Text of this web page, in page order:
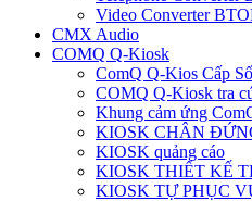
Video Converter
CMX Audio
COMQ Q-Kiosk
ComQ Q-Kios Cấp Số
COMQ Q-Kiosk tra
Khung cảm ứng
KIOSK CHÂN
KIOSK quảng cáo
KIOSK THIẾT KẾ
KIOSK TỰ PHỤC